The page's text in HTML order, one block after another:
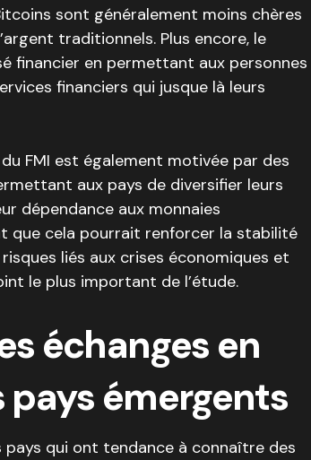
sont généralement moins chères
traditionnels. Plus encore, le
financier en permettant aux personnes
financiers qui jusque là leurs
FMI est également motivée par des
aux pays de diversifier leurs
dépendance aux monnaies
que cela pourrait renforcer la stabilité
liés aux crises économiques et
le plus important de l’étude.
échanges en
émergents
pays qui ont tendance à connaître des